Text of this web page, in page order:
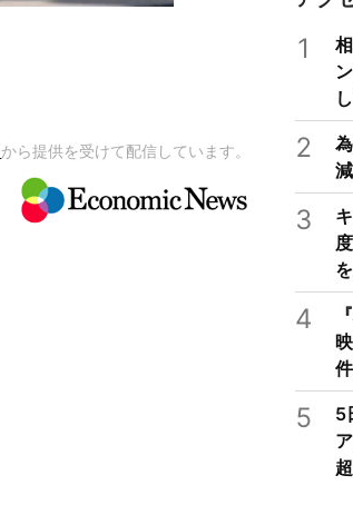
から提供を受けて配信しています。
1
2
3
4
5
5